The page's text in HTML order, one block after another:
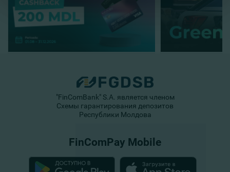
"FinComBank" S.A. является членом
Схемы гарантирования депозитов
Республики Молдова
FinComPay Mobile